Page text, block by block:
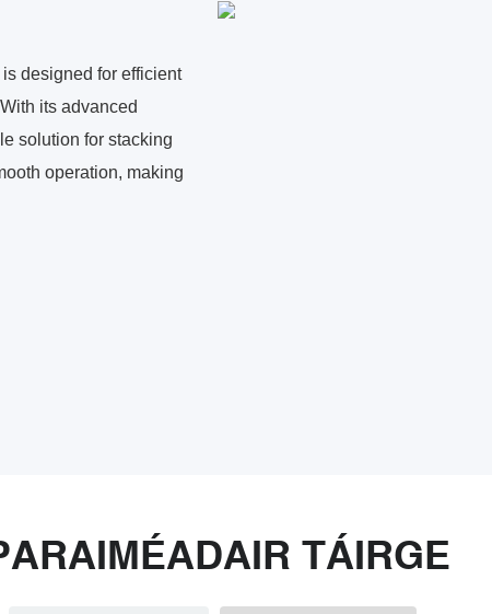
designed for efficient
its advanced
solution for stacking
operation, making
TÁIRGE